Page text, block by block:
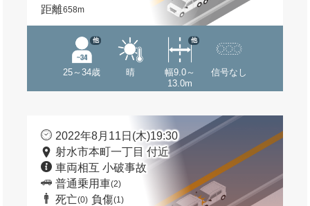
距離658m
25～34歳
他
晴
幅9.0～
13.0m
他
信号なし
2022年8月11日(木)19:30
射水市本町一丁目 付近
車両相互 小破事故
普通乗用車(2)
死亡(0) 負傷(1)